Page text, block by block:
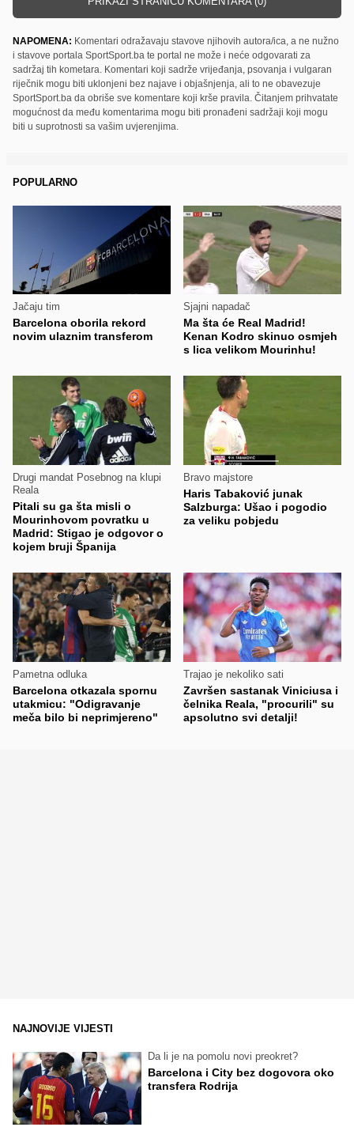
NAPOMENA: Komentari odražavaju stavove njihovih autora/ica, a ne nužno
i stavove portala SportSport.ba te portal ne može i neće odgovarati za
sadržaj tih kometara. Komentari koji sadrže vrijeđanja, psovanja i vulgaran
riječnik mogu biti uklonjeni bez najave i objašnjenja, ali to ne obavezuje
SportSport.ba da obriše sve komentare koji krše pravila. Čitanjem prihvatate
mogućnost da među komentarima mogu biti pronađeni sadržaji koji mogu
biti u suprotnosti sa vašim uvjerenjima.
POPULARNO
Jačaju tim
Barcelona oborila rekord
novim ulaznim transferom
Sjajni napadač
Ma šta će Real Madrid!
Kenan Kodro skinuo osmjeh
s lica velikom Mourinhu!
Drugi mandat Posebnog na klupi
Reala
Pitali su ga šta misli o
Mourinhovom povratku u
Madrid: Stigao je odgovor o
kojem bruji Španija
Bravo majstore
Haris Tabaković junak
Salzburga: Ušao i pogodio
za veliku pobjedu
Pametna odluka
Barcelona otkazala spornu
utakmicu: "Odigravanje
meča bilo bi neprimjereno"
Trajao je nekoliko sati
Završen sastanak Viniciusa i
čelnika Reala, "procurili" su
apsolutno svi detalji!
NAJNOVIJE VIJESTI
Da li je na pomolu novi preokret?
Barcelona i City bez dogovora oko
transfera Rodrija